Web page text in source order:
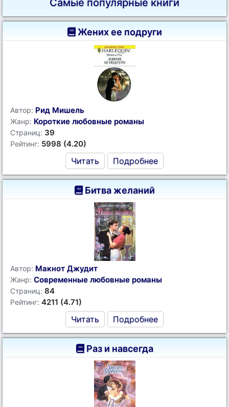
Самые популярные книги
Жених ее подруги
Автор: Рид Мишель
Жанр: Короткие любовные романы
Страниц: 39
Рейтинг: 5998 (4.20)
Читать Подробнее
Битва желаний
Автор: Макнот Джудит
Жанр: Современные любовные романы
Страниц: 84
Рейтинг: 4211 (4.71)
Читать Подробнее
Раз и навсегда